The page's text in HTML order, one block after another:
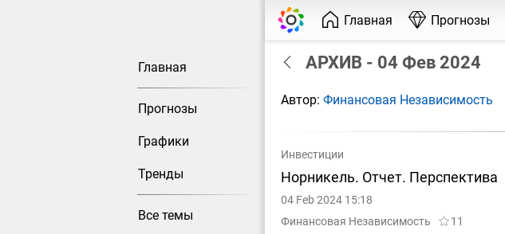
Главная Прогнозы
Главная
Прогнозы
Графики
Тренды
Все темы
АРХИВ - 04 Фев 2024
Автор: Финансовая Независимость
Инвестиции
Норникель. Отчет. Перспектива
04 Feb 2024 15:18
Финансовая Независимость
11